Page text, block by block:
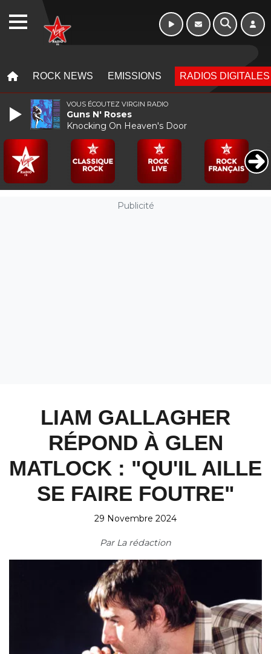
ROCK NEWS EMISSIONS RADIOS DIGITALES
Publicité
LIAM GALLAGHER
RÉPOND À GLEN
MATLOCK : "QU'IL AILLE
SE FAIRE FOUTRE"
29 Novembre 2024
Par La rédaction
VOUS ÉCOUTEZ VIRGIN RADIO
Guns N' Roses
Knocking On Heaven's Door
WEBRADIO